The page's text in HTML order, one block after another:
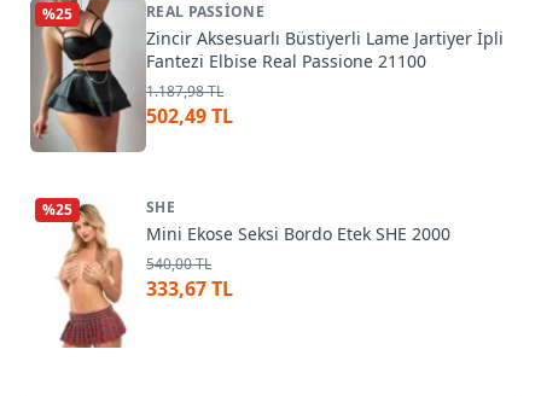
%25 REAL PASSIONE
Zincir Aksesuarlı Büstiyerli Lame Jartiyer İpli
Fantezi Elbise Real Passione 21100
1.187,98 TL
502,49 TL
%25 SHE
Mini Ekose Seksi Bordo Etek SHE 2000
540,00 TL
333,67 TL